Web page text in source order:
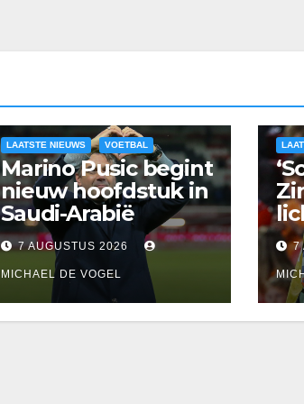
LAATSTE NIEUWS VOETBAL
Marino Pusic begint
nieuw hoofdstuk in
Saudi-Arabië
7 AUGUSTUS 2026
MICHAEL DE VOGEL
7